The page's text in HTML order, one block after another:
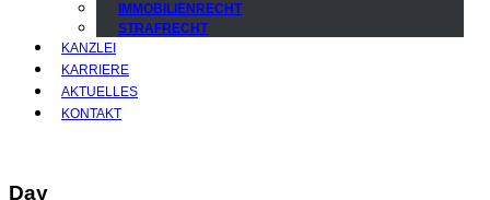
IMMOBILIENRECHT
STRAFRECHT
KANZLEI
KARRIERE
AKTUELLES
KONTAKT
Day